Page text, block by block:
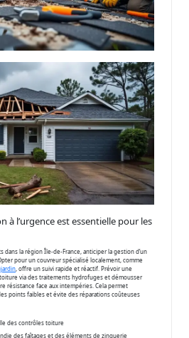
à l’urgence est essentielle pour les
dans la région Île-de-France, anticiper la gestion d’un
pour un couvreur spécialisé localement, comme
, offre un suivi rapide et réactif. Prévoir une
via des traitements hydrofuges et démousser
résistance face aux intempéries. Cela permet
points faibles et évite des réparations coûteuses
des contrôles toiture
des faîtages et des éléments de zinguerie